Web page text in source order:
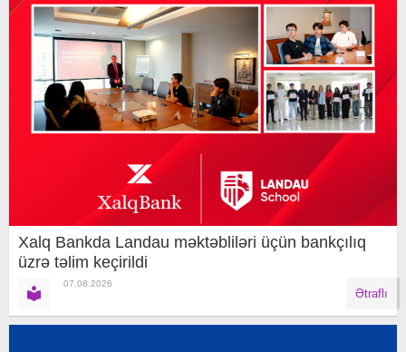
Xalq Bankda Landau məktəbliləri üçün bankçılıq
üzrə təlim keçirildi
07.08.2026
Ətraflı